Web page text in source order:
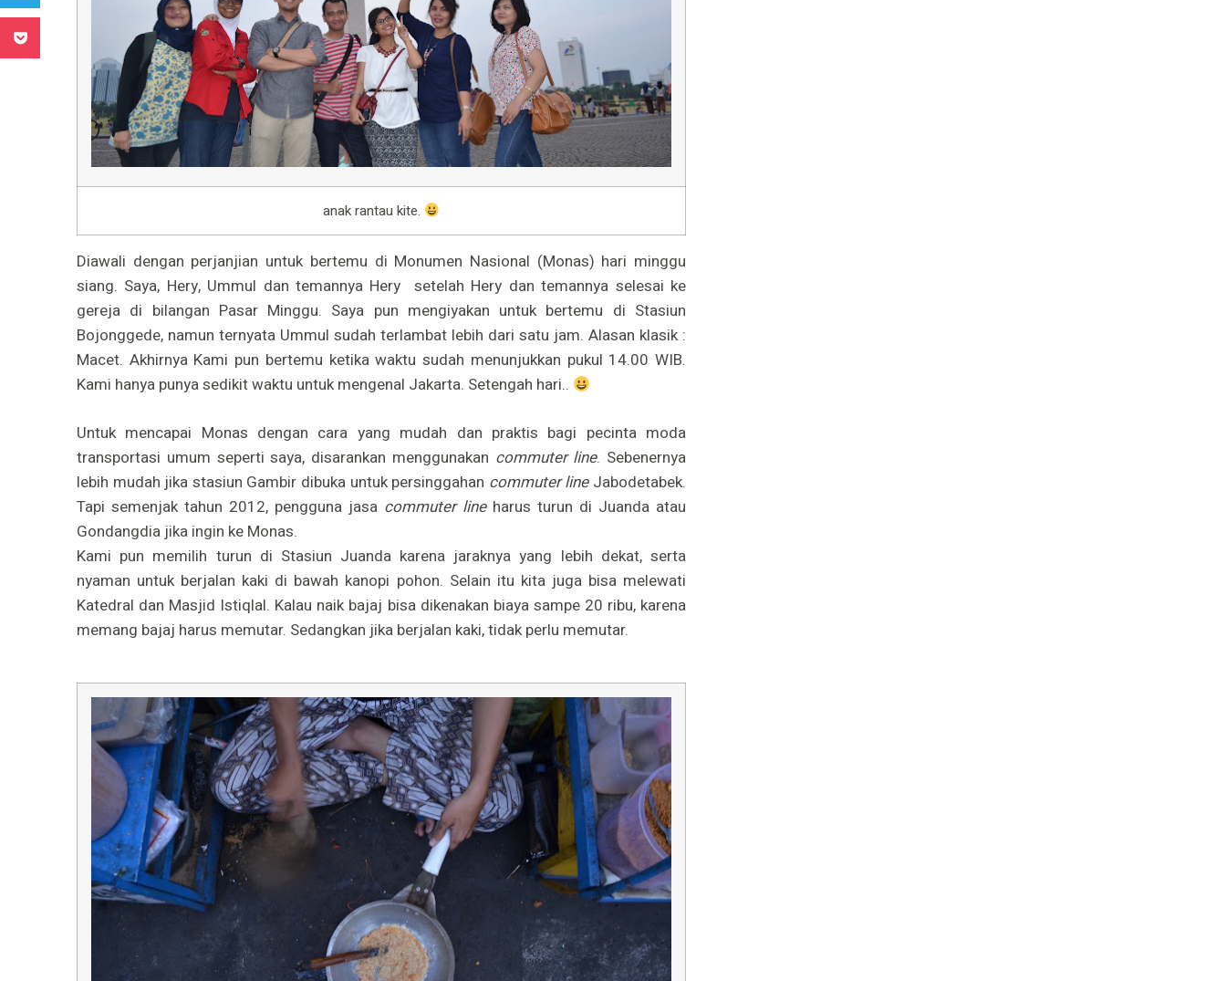
anak rantau kite.
Diawali dengan perjanjian untuk bertemu di Monumen Nasional (Monas) hari minggu
siang. Saya, Hery, Ummul dan temannya Hery
setelah Hery dan temannya selesai ke
gereja di bilangan Pasar Minggu. Saya pun mengiyakan untuk bertemu di Stasiun
Bojonggede, namun ternyata Ummul sudah terlambat lebih dari satu jam. Alasan klasik :
Macet. Akhirnya Kami pun bertemu ketika waktu sudah menunjukkan pukul 14.00 WIB.
Kami hanya punya sedikit waktu untuk mengenal Jakarta. Setengah hari..
Untuk mencapai Monas dengan cara yang mudah dan praktis bagi pecinta moda
transportasi umum seperti saya, disarankan menggunakan commuter line. Sebenernya
lebih mudah jika stasiun Gambir dibuka untuk persinggahan commuter lineJabodetabek.
Tapi semenjak tahun 2012, pengguna jasa commuter lineharus turun di Juanda atau
Gondangdia jika ingin ke Monas.
Kami pun memilih turun di Stasiun Juanda karena jaraknya yang lebih dekat, serta
nyaman untuk berjalan kaki di bawah kanopi pohon. Selain itu kita juga bisa melewati
Katedral dan Masjid Istiqlal. Kalau naik bajaj bisa dikenakan biaya sampe 20 ribu, karena
memang bajaj harus memutar. Sedangkan jika berjalan kaki, tidak perlu memutar.